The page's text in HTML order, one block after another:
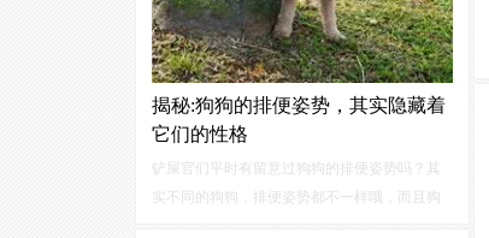
揭秘:狗狗的排便姿势，其实隐藏着
它们的性格
铲屎官们平时有留意过狗狗的排便姿势吗？其
实不同的狗狗，排便姿势都不一样哦，而且狗